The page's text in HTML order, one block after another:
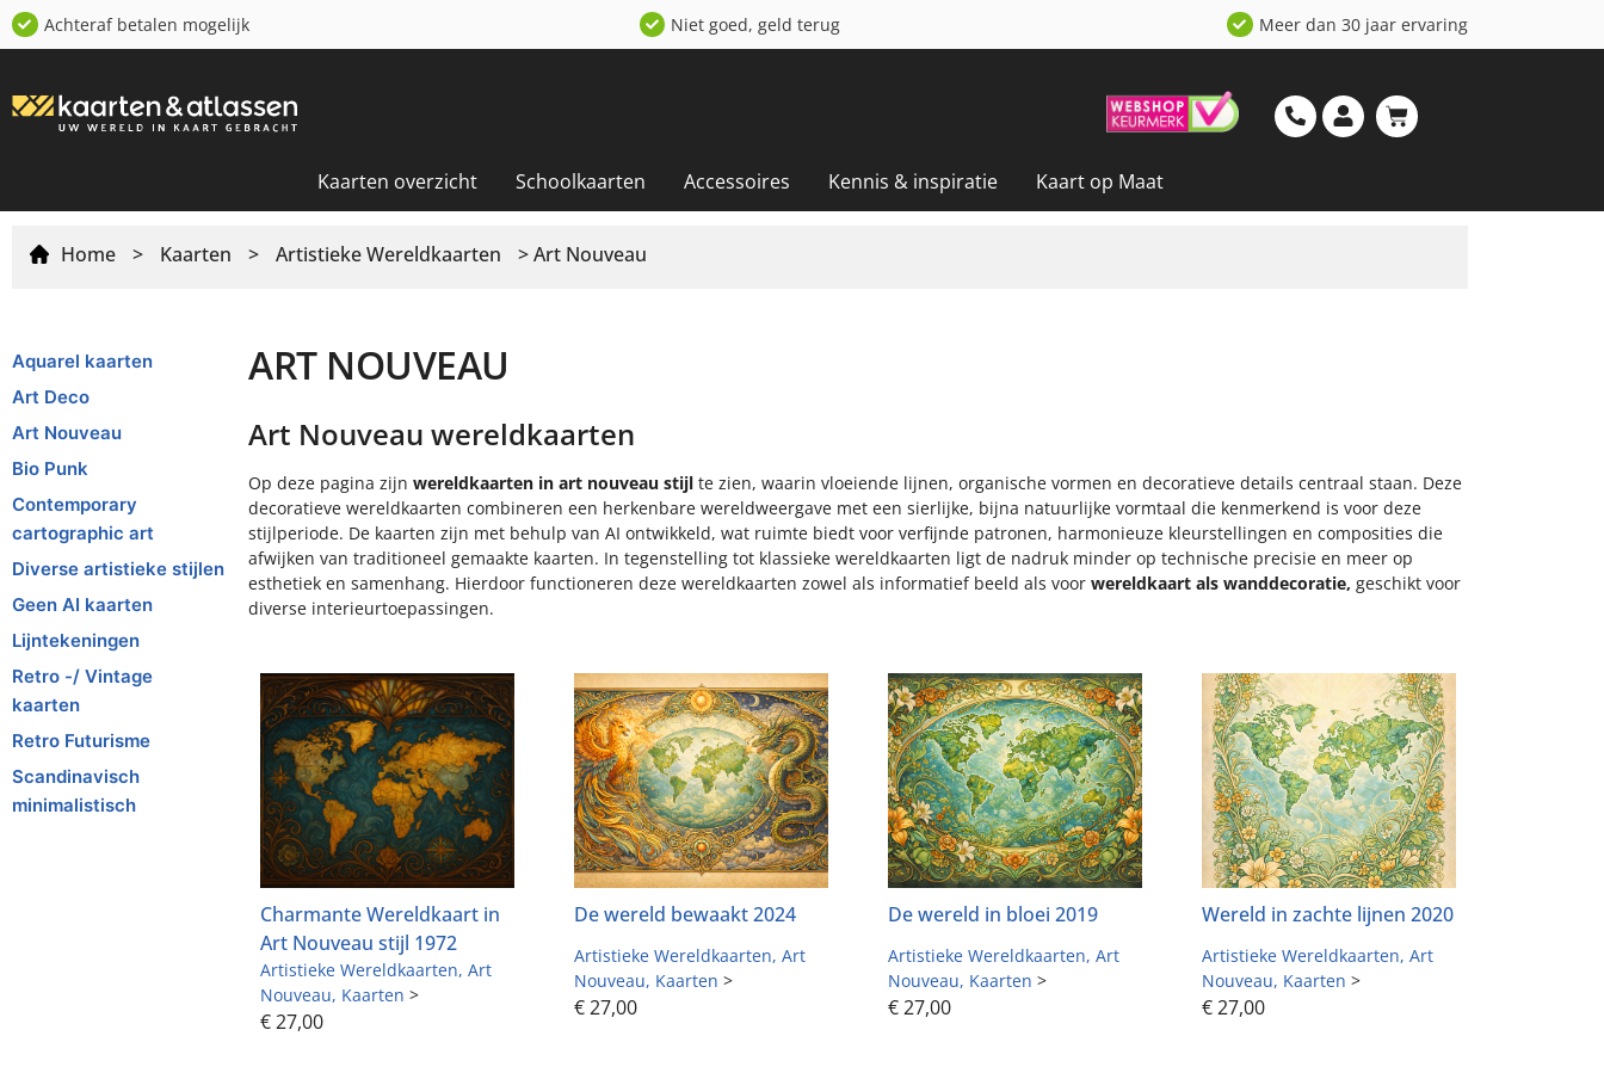
Achteraf betalen mogelijk Niet goed, geld terug Meer dan 30 jaar ervaring
Kaarten overzicht Schoolkaarten Accessoires Kennis & inspiratie Kaart op Maat
Home > Kaarten > Artistieke Wereldkaarten > Art Nouveau
Aquarel kaarten
Art Deco
Art Nouveau
Bio Punk
Contemporary
cartographic art
Diverse artistieke stijlen
Geen AI kaarten
Lijntekeningen
Retro -/ Vintage
kaarten
Retro Futurisme
Scandinavisch
minimalistisch
ART NOUVEAU
Art Nouveau wereldkaarten
Op deze pagina zijnwereldkaarten in art nouveau stijl te zien, waarin vloeiende lijnen, organische vormen en decoratieve details centraal staan. Deze
decoratieve wereldkaarten combineren een herkenbare wereldweergave met een sierlijke, bijna natuurlijke vormtaal die kenmerkend is voor deze
stijlperiode. De kaarten zijn met behulp van AI ontwikkeld, wat ruimte biedt voor verfijnde patronen, harmonieuze kleurstellingen en composities die
afwijken van traditioneel gemaakte kaarten. In tegenstelling tot klassieke wereldkaarten ligt de nadruk minder op technische precisie en meer op
esthetiek en samenhang. Hierdoor functioneren deze wereldkaarten zowel als informatief beeld als voorwereldkaart als wanddecoratie, geschikt voor
diverse interieurtoepassingen.
Charmante Wereldkaart in
Art Nouveau stijl 1972
Artistieke Wereldkaarten Art
Nouveau Kaarten >
€27,00
De wereld bewaakt 2024
Artistieke Wereldkaarten Art
Nouveau Kaarten >
€27,00
De wereld in bloei 2019
Artistieke Wereldkaarten Art
Nouveau Kaarten >
€27,00
Wereld in zachte lijnen 2020
Artistieke Wereldkaarten Art
Nouveau Kaarten >
€27,00